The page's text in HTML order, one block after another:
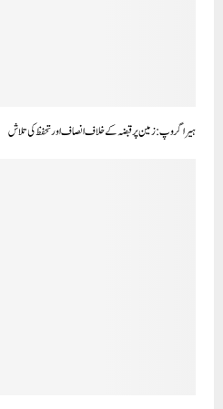
ہیرا گروپ: زمین پر قبضہ کے خلاف انصاف اور تحفظ کی تلاش